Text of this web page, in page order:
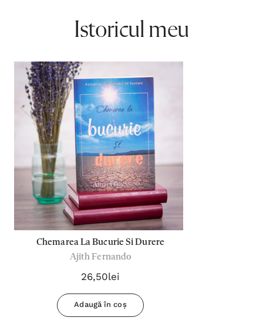
Istoricul meu
Chemarea La Bucurie Si Durere
Ajith Fernando
26,50lei
Adaugă în coș